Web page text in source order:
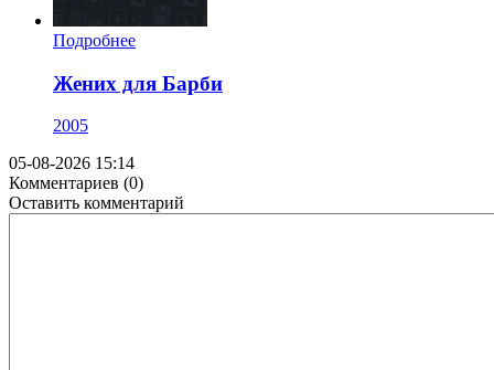
Подробнее
Жених для Барби
2005
05-08-2026 15:14
Комментариев (0)
Оставить комментарий